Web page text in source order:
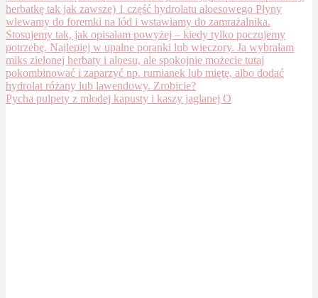
Pycha pulpety z młodej kapusty i kaszy jaglanej O